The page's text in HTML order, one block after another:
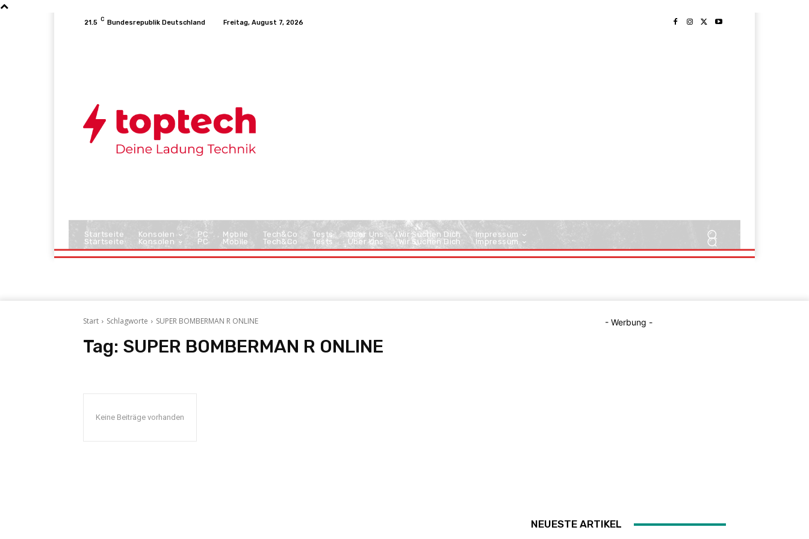
21.5 C Bundesrepublik Deutschland Freitag, August 7, 2026
Startseite Konsolen PC Mobile Tech&Co Tests Über Uns Wir Suchen Dich Impressum
Startseite Konsolen PC Mobile Tech&Co Tests Über Uns Wir Suchen Dich Impressum
Start Schlagworte SUPER BOMBERMAN R ONLINE
Tag: SUPER BOMBERMAN R ONLINE
Keine Beiträge vorhanden
- Werbung -
NEUESTE ARTIKEL